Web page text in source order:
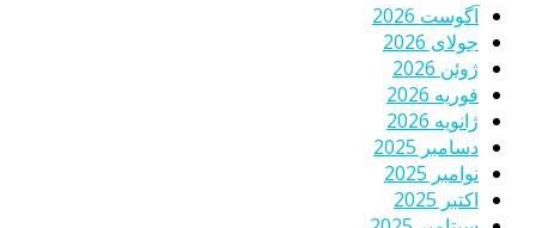
آگوست 2026
جولای 2026
ژوئن 2026
فوریه 2026
ژانویه 2026
دسامبر 2025
نوامبر 2025
اکتبر 2025